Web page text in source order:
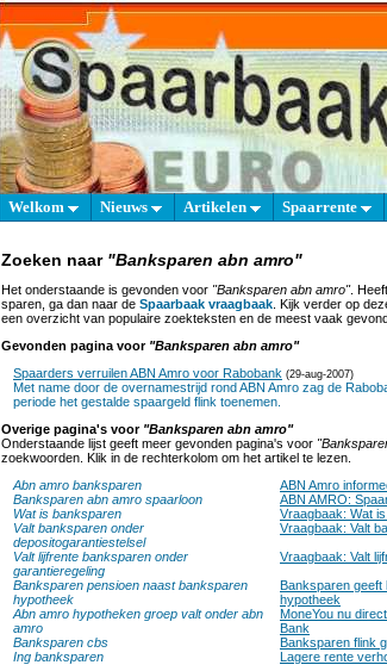
Welkom Nieuws Artikelen Spaarrente
Zoeken naar "Banksparen abn amro"
Het onderstaande is gevonden voor "Banksparen abn amro".
sparen, ga dan naar de Spaarbaak vraagbaak . Kijk verder op
een overzicht van populaire zoekteksten en de meest vaak
Gevonden pagina voor "Banksparen abn amro"
Spaarders verruilen ABN Amro voor Rabobank (29-aug-2007)
Met name door de overnamestrijd rond ABN Amro zag de
periode het gestalde spaargeld flink toenemen.
Overige pagina's voor "Banksparen abn amro"
Onderstaande lijst geeft meer gevonden pagina's voor
zoekwoorden. Klik in de rechterkolom om het artikel te lezen.
Abn amro banksparen
ABN Amro
Banksparen abn amro spaarloon
ABN AMRO:
Wat is banksparen
Vraagbaak: Wat
Valt banksparen onder
depositogarantiestelsel
Vraagbaak: Valt
Valt lijfrente banksparen onder
garantieregeling
Vraagbaak: Valt
Banksparen pensioen naast banksparen
hypotheek
Banksparen geeft
hypotheek
Abn amro hypotheken groep valt onder abn
amro
MoneYou nu
Bank
Banksparen cbs
Banksparen flink
Ing banksparen
Lagere rente